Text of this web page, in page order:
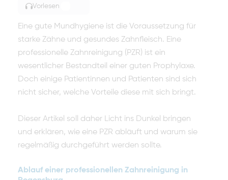
Vorlesen
Eine gute Mundhygiene ist die Voraussetzung für
starke Zähne und gesundes Zahnfleisch. Eine
professionelle Zahnreinigung (PZR) ist ein
wesentlicher Bestandteil einer guten Prophylaxe.
Doch einige Patientinnen und Patienten sind sich
nicht sicher, welche Vorteile diese mit sich bringt.
Dieser Artikel soll daher Licht ins Dunkel bringen
und erklären, wie eine PZR abläuft und warum sie
regelmäßig durchgeführt werden sollte.
Ablauf einer professionellen Zahnreinigung in